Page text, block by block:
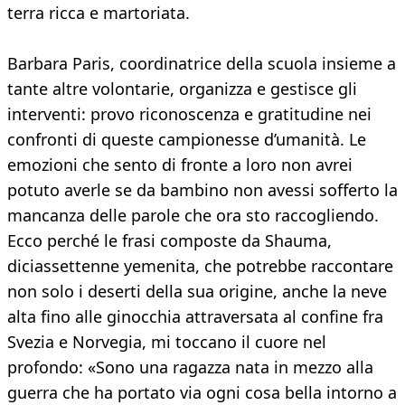
terra ricca e martoriata.
Barbara Paris, coordinatrice della scuola insieme a
tante altre volontarie, organizza e gestisce gli
interventi: provo riconoscenza e gratitudine nei
confronti di queste campionesse d’umanità. Le
emozioni che sento di fronte a loro non avrei
potuto averle se da bambino non avessi sofferto la
mancanza delle parole che ora sto raccogliendo.
Ecco perché le frasi composte da Shauma,
diciassettenne yemenita, che potrebbe raccontare
non solo i deserti della sua origine, anche la neve
alta fino alle ginocchia attraversata al confine fra
Svezia e Norvegia, mi toccano il cuore nel
profondo: «Sono una ragazza nata in mezzo alla
guerra che ha portato via ogni cosa bella intorno a